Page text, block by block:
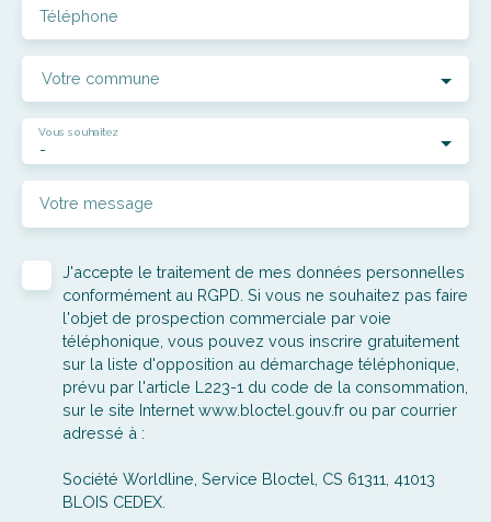
Téléphone
Votre commune
-
Vous souhaitez
Votre message
J'accepte le traitement de mes données personnelles
conformément au RGPD. Si vous ne souhaitez pas faire
l'objet de prospection commerciale par voie
téléphonique, vous pouvez vous inscrire gratuitement
sur la liste d'opposition au démarchage téléphonique,
prévu par l'article L223-1 du code de la consommation,
sur le site Internet www.bloctel.gouv.fr ou par courrier
adressé à :
Société Worldline, Service Bloctel, CS 61311, 41013
BLOIS CEDEX.